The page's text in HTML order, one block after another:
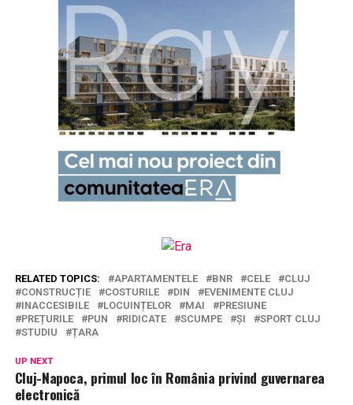
RELATED TOPICS: APARTAMENTELE BNR CELE
CLUJ
CONSTRUCȚIE
COSTURILE DIN
EVENIMENTE CLUJ
INACCESIBILE
LOCUINȚELOR MAI
PRESIUNE
PREȚURILE
PUN RIDICATE SCUMPE ȘI
SPORT CLUJ
STUDIU
ȚARA
UP NEXT
Cluj-Napoca, primul loc în România privind guvernarea
electronică